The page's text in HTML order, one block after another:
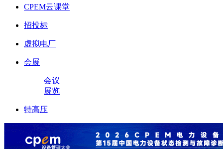
CPEM云课堂
招投标
虚拟电厂
会展
会议
展览
特高压